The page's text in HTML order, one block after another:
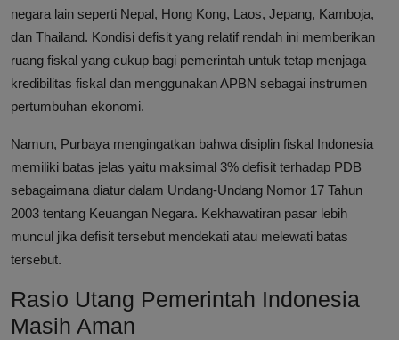
negara lain seperti Nepal, Hong Kong, Laos, Jepang, Kamboja,
dan Thailand. Kondisi defisit yang relatif rendah ini memberikan
ruang fiskal yang cukup bagi pemerintah untuk tetap menjaga
kredibilitas fiskal dan menggunakan APBN sebagai instrumen
pertumbuhan ekonomi.
Namun, Purbaya mengingatkan bahwa disiplin fiskal Indonesia
memiliki batas jelas yaitu maksimal 3% defisit terhadap PDB
sebagaimana diatur dalam Undang-Undang Nomor 17 Tahun
2003 tentang Keuangan Negara. Kekhawatiran pasar lebih
muncul jika defisit tersebut mendekati atau melewati batas
tersebut.
Rasio Utang Pemerintah Indonesia
Masih Aman